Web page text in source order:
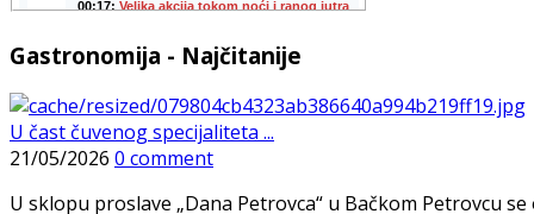
Gastronomija - Najčitanije
U čast čuvenog specijaliteta ...
21/05/2026 0 comment
U sklopu proslave „Dana Petrovca“ u Bačkom Petrovcu